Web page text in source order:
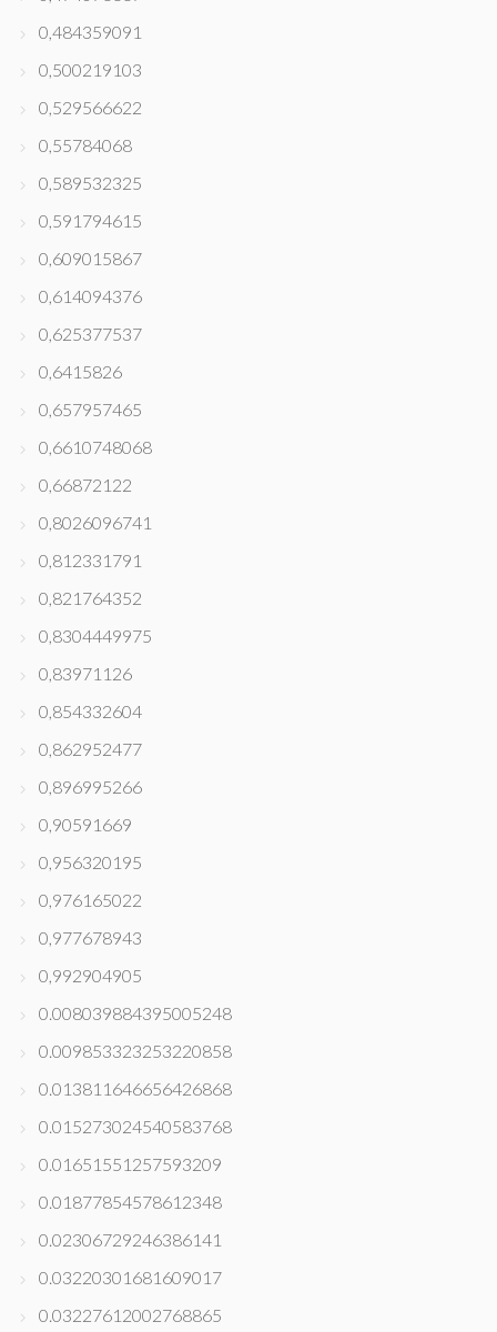
0,484359091
0,500219103
0,529566622
0,55784068
0,589532325
0,591794615
0,609015867
0,614094376
0,625377537
0,6415826
0,657957465
0,6610748068
0,66872122
0,8026096741
0,812331791
0,821764352
0,8304449975
0,83971126
0,854332604
0,862952477
0,896995266
0,90591669
0,956320195
0,976165022
0,977678943
0,992904905
0.008039884395005248
0.009853323253220858
0.013811646656426868
0.015273024540583768
0.01651551257593209
0.01877854578612348
0.02306729246386141
0.03220301681609017
0.03227612002768865